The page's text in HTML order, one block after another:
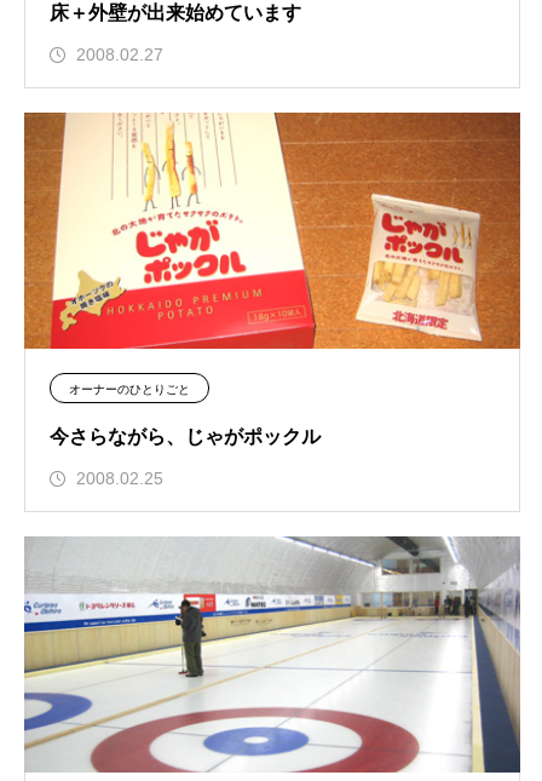
床＋外壁が出来始めています
2008.02.27
オーナーのひとりごと
今さらながら、じゃがポックル
2008.02.25